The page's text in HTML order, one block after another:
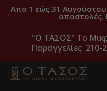
Απο 1 εώς 31
αποστολές.
"O ΤΑΣΟΣ" Το
Παραγγελίες 210-